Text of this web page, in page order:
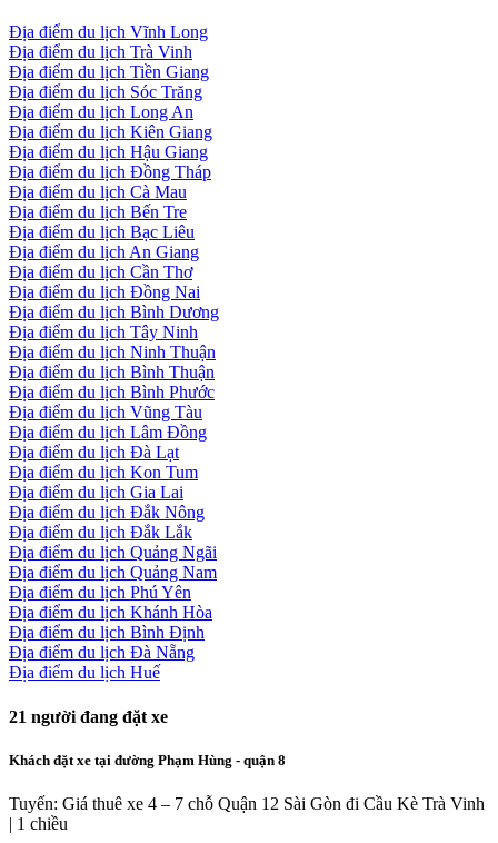
Địa điểm du lịch Vĩnh Long
Địa điểm du lịch Trà Vinh
Địa điểm du lịch Tiền Giang
Địa điểm du lịch Sóc Trăng
Địa điểm du lịch Long An
Địa điểm du lịch Kiên Giang
Địa điểm du lịch Hậu Giang
Địa điểm du lịch Đồng Tháp
Địa điểm du lịch Cà Mau
Địa điểm du lịch Bến Tre
Địa điểm du lịch Bạc Liêu
Địa điểm du lịch An Giang
Địa điểm du lịch Cần Thơ
Địa điểm du lịch Đồng Nai
Địa điểm du lịch Bình Dương
Địa điểm du lịch Tây Ninh
Địa điểm du lịch Ninh Thuận
Địa điểm du lịch Bình Thuận
Địa điểm du lịch Bình Phước
Địa điểm du lịch Vũng Tàu
Địa điểm du lịch Lâm Đồng
Địa điểm du lịch Đà Lạt
Địa điểm du lịch Kon Tum
Địa điểm du lịch Gia Lai
Địa điểm du lịch Đắk Nông
Địa điểm du lịch Đắk Lắk
Địa điểm du lịch Quảng Ngãi
Địa điểm du lịch Quảng Nam
Địa điểm du lịch Phú Yên
Địa điểm du lịch Khánh Hòa
Địa điểm du lịch Bình Định
Địa điểm du lịch Đà Nẵng
Địa điểm du lịch Huế
21 người đang đặt xe
Khách đặt xe tại đường Phạm Hùng - quận 8
Tuyến: Giá thuê xe 4 – 7 chỗ Quận 12 Sài Gòn đi Cầu Kè Trà Vinh
| 1 chiều